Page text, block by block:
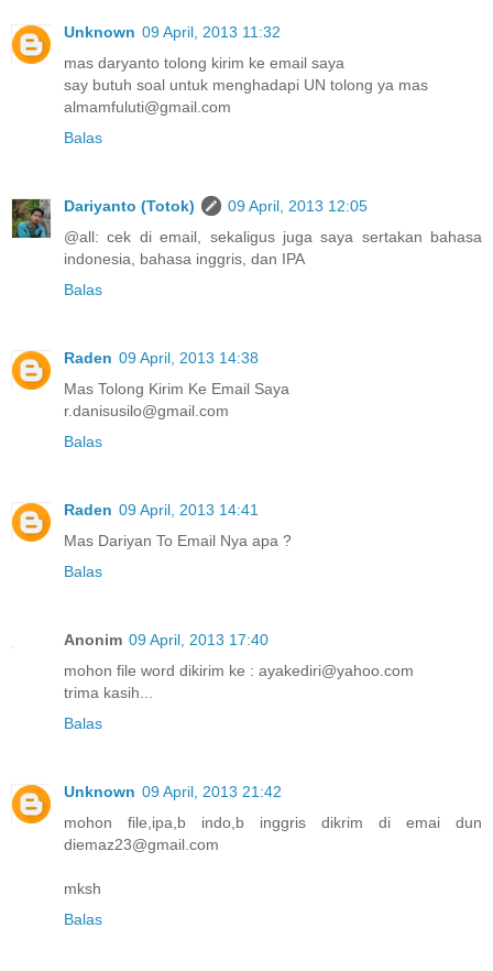
Unknown 09 April, 2013 11:32
mas daryanto tolong kirim ke email saya
say butuh soal untuk menghadapi UN tolong ya mas
almamfuluti@gmail.com
Balas
Dariyanto (Totok)
09 April, 2013 12:05
@all: cek di email, sekaligus juga saya sertakan bahasa
indonesia, bahasa inggris, dan IPA
Balas
Raden 09 April, 2013 14:38
Mas Tolong Kirim Ke Email Saya
r.danisusilo@gmail.com
Balas
Raden 09 April, 2013 14:41
Mas Dariyan To Email Nya apa ?
Balas
Anonim 09 April, 2013 17:40
mohon file word dikirim ke : ayakediri@yahoo.com
trima kasih...
Balas
Unknown 09 April, 2013 21:42
mohon file,ipa,b indo,b inggris dikrim di emai dun
diemaz23@gmail.com
mksh
Balas